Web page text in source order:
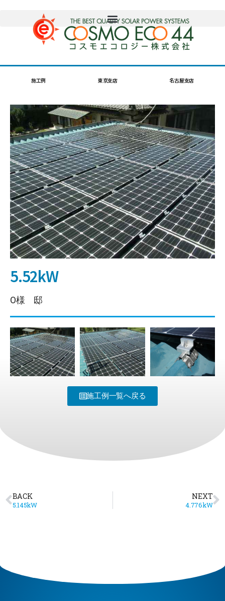
施工例 東京支店 名古屋支店
5.52kW
O様 邸
施工例一覧へ戻る
BACK
5.145kW
NEXT
4.776kW